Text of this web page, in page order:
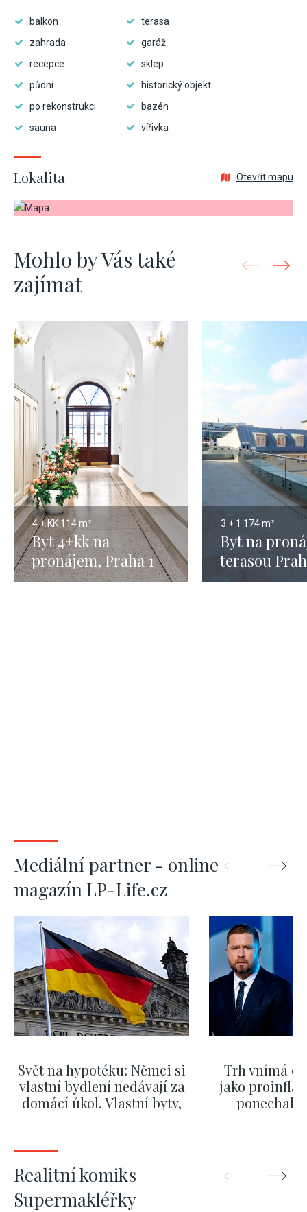
balkon
terasa
zahrada
garáž
recepce
sklep
půdní
historický objekt
po rekonstrukci
bazén
sauna
vířivka
Lokalita Otevřít mapu
Mohlo by Vás také
zajímat
4 + KK114 m²
Byt 4+kk na
pronájem, Praha 1
Petrská čtvrť - 114m
3 + 1 174 m²
Byt na
terasou
174m
Mediální partner - online
magazín LP-Life.cz
Svět na hypotéku: Němci si
vlastní bydlení nedávají za
domácí úkol. Vlastní byty,
Trh vnímá
jako
ponechali
Realitní komiks
Supermakléřky